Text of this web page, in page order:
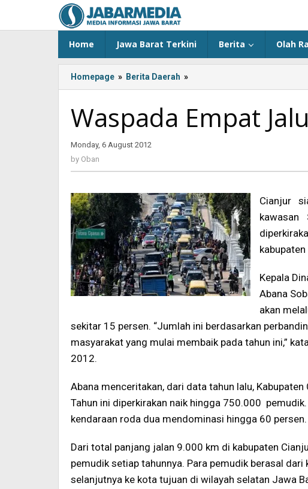
content
Home Jawa Barat Terkini Berita Olah
Homepage » Berita Daerah »
-:IN-
>Waspada
Empat
-
>
Waspada Empat
Monday, 6 August 2012
by Oban
Cianjur
kabupaten
Kepala
Abana
akan
sekitar 15 persen. “Jumlah ini berdasarkan
masyarakat yang mulai membaik pada tahun ini,”
2012.
Abana menceritakan, dari data tahun lalu,
Tahun ini diperkirakan naik hingga 750.000
kendaraan roda dua mendominasi hingga 60 persen.
Dari total panjang jalan 9.000 km di kabupaten
pemudik setiap tahunnya. Para pemudik berasal
selanjutnya ke kota tujuan di wilayah selatan Jawa